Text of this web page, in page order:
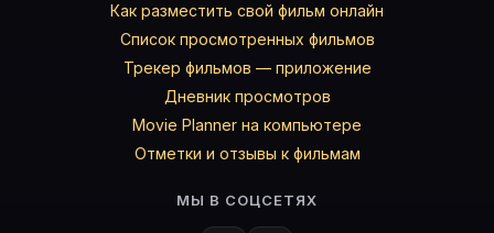
Как разместить свой фильм онлайн
Список просмотренных фильмов
Трекер фильмов — приложение
Дневник просмотров
Movie Planner на компьютере
Отметки и отзывы к фильмам
МЫ В СОЦСЕТЯХ